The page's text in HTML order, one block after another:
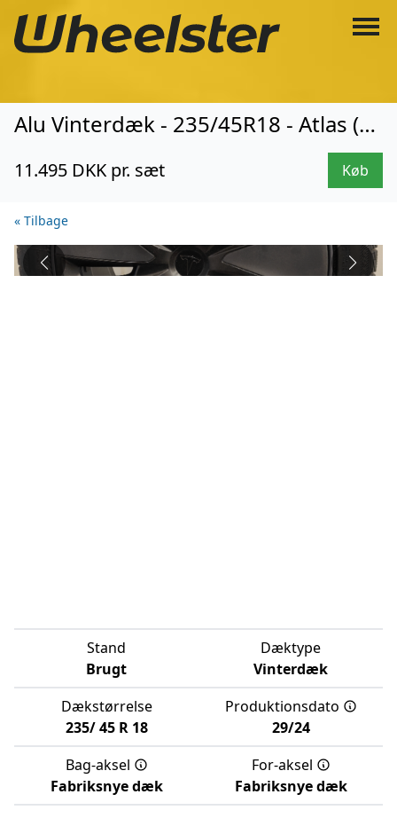
Alu Vinterdæk - 235/45R18 - Atlas (263)
11.495 DKK pr. sæt Køb
« Tilbage
Stand
Brugt
Dæktype
Vinterdæk
Dækstørrelse
235/ 45 R 18
Produktionsdato
29/24
Bag-aksel
Fabriksnye dæk
For-aksel
Fabriksnye dæk